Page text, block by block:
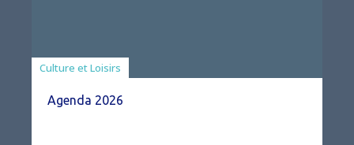
Associations
Culture et Loisirs
Agenda 2026